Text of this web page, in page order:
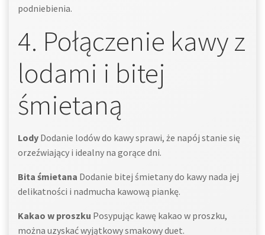
podniebienia.
4. Połączenie kawy z
lodami i bitej
śmietaną
Lody Dodanie lodów do kawy sprawi, że napój stanie się
orzeźwiający i idealny na gorące dni.
Bita śmietana Dodanie bitej śmietany do kawy nada jej
delikatności i nadmucha kawową piankę.
Kakao w proszku Posypując kawę kakao w proszku,
można uzyskać wyjątkowy smakowy duet.